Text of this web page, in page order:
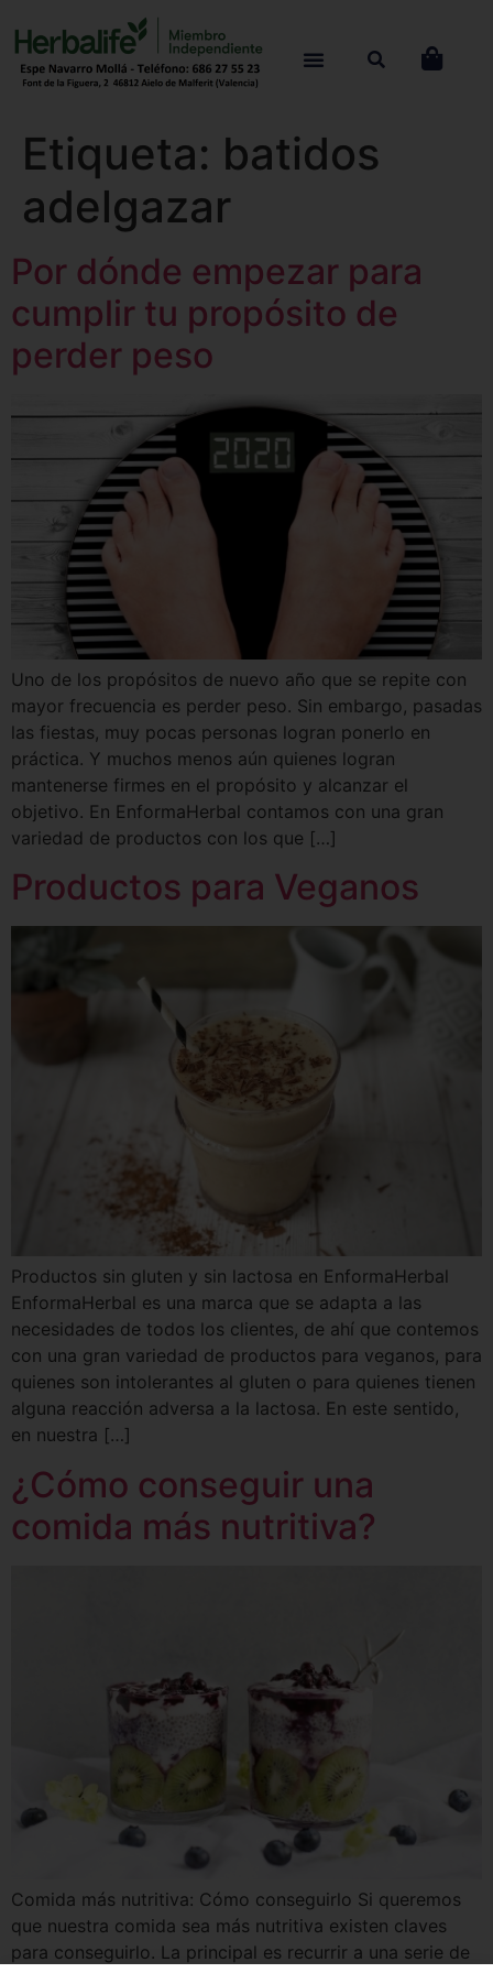
Etiqueta: batidos
adelgazar
Por dónde empezar para
cumplir tu propósito de
perder peso
Uno de los propósitos de nuevo año que se repite con
mayor frecuencia es perder peso. Sin embargo, pasadas
las fiestas, muy pocas personas logran ponerlo en
práctica. Y muchos menos aún quienes logran
mantenerse firmes en el propósito y alcanzar el
objetivo. En EnformaHerbal contamos con una gran
variedad de productos con los que […]
Productos para Veganos
Productos sin gluten y sin lactosa en EnformaHerbal
EnformaHerbal es una marca que se adapta a las
necesidades de todos los clientes, de ahí que contemos
con una gran variedad de productos para veganos, para
quienes son intolerantes al gluten o para quienes tienen
alguna reacción adversa a la lactosa. En este sentido,
en nuestra […]
¿Cómo conseguir una
comida más nutritiva?
Comida más nutritiva: Cómo conseguirlo Si queremos
que nuestra comida sea más nutritiva existen claves
para conseguirlo. La principal es recurrir a una serie de